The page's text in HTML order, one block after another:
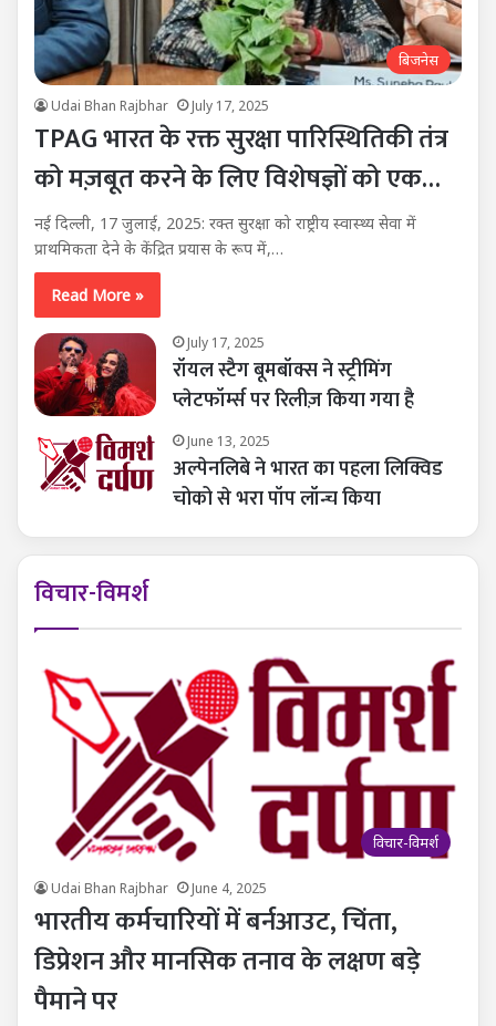
बिजनेस
Udai Bhan Rajbhar July 17, 2025
TPAG भारत के रक्त सुरक्षा पारिस्थितिकी तंत्र
को मज़बूत करने के लिए विशेषज्ञों को एक…
नई दिल्ली, 17 जुलाई, 2025: रक्त सुरक्षा को राष्ट्रीय स्वास्थ्य सेवा में
प्राथमिकता देने के केंद्रित प्रयास के रूप में,…
Read More »
July 17, 2025
रॉयल स्टैग बूमबॉक्स ने स्ट्रीमिंग
प्लेटफॉर्म्स पर रिलीज़ किया गया है
June 13, 2025
अल्पेनलिबे ने भारत का पहला लिक्विड
चोको से भरा पॉप लॉन्च किया
विचार-विमर्श
विचार-विमर्श
Udai Bhan Rajbhar June 4, 2025
भारतीय कर्मचारियों में बर्नआउट, चिंता,
डिप्रेशन और मानसिक तनाव के लक्षण बड़े
पैमाने पर